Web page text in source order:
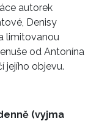
autorek
Denisy
limitovanou
od Antonína
jejího objevu.
(vyjma